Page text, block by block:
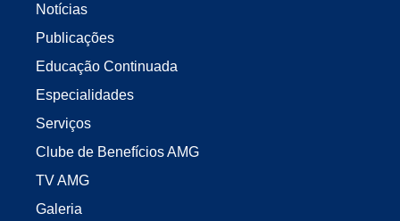
Notícias
Publicações
Educação Continuada
Especialidades
Serviços
Clube de Benefícios AMG
TV AMG
Galeria